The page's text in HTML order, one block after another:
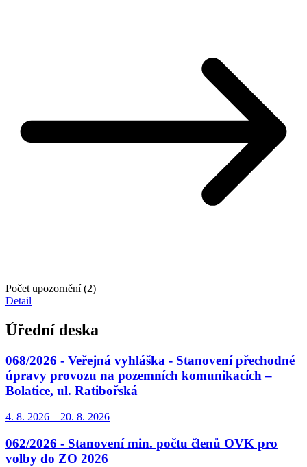
Počet upozornění (2)
Detail
Úřední deska
068/2026 - Veřejná vyhláška - Stanovení přechodné
úpravy provozu na pozemních komunikacích –
Bolatice, ul. Ratibořská
4. 8. 2026 – 20. 8. 2026
062/2026 - Stanovení min. počtu členů OVK pro
volby do ZO 2026